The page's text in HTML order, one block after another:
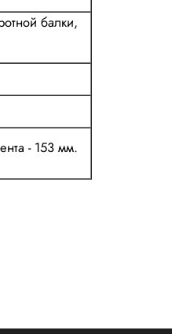
балки,
- 153 мм.